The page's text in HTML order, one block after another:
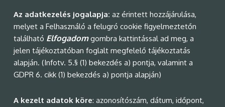
Az adatkezelés jogalapja: az érintett hozzájárulása,
melyet a Felhasználó a felugró cookie figyelmeztetőn
található Elfogadomgombra kattintással ad meg, a
jelen tájékoztatóban foglalt megfelelő tájékoztatás
alapján. (Infotv. 5.§ (1) bekezdés a) pontja, valamint a
GDPR 6. cikk (1) bekezdés a) pontja alapján)
A kezelt adatok köre: azonosítószám, dátum, időpont,